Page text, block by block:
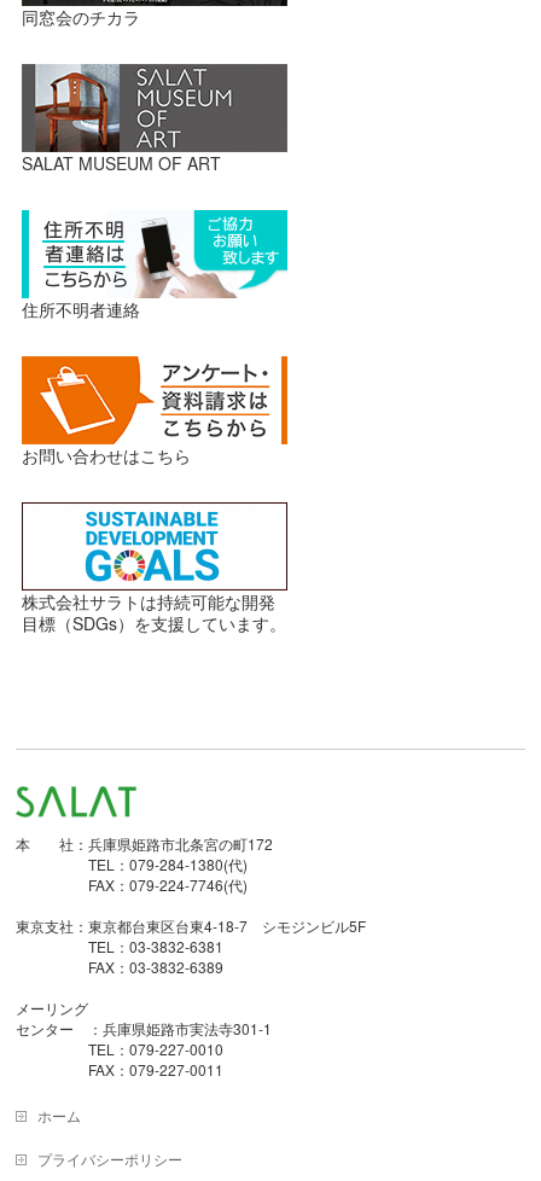
同窓会のチカラ
SALAT MUSEUM OF ART
住所不明者連絡
お問い合わせはこちら
株式会社サラトは持続可能な開発
目標（SDGs）を支援しています。
本 社：兵庫県姫路市北条宮の町172
TEL：079-284-1380(代)
FAX：079-224-7746(代)
東京支社：東京都台東区台東4-18-7 シモジンビル5F
TEL：03-3832-6381
FAX：03-3832-6389
メーリング
センター ：兵庫県姫路市実法寺301-1
TEL：079-227-0010
FAX：079-227-0011
ホーム
プライバシーポリシー